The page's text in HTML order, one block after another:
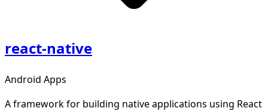
react-native
Android Apps
A framework for building native applications using React